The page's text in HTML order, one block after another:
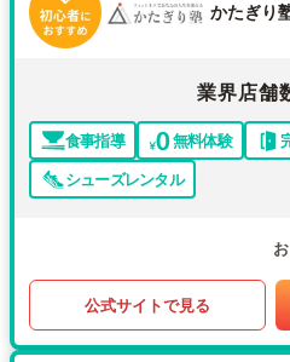
かたぎり
業界店舗
食事指導 無料体験
シューズレンタル
公式サイトで見る